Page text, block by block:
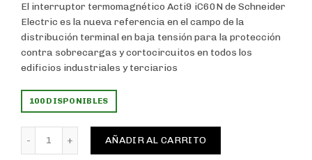
El interruptor termomagnético Acti9 iC60N de Schneider
Electric es la nueva referencia en el campo de la
distribución terminal en baja tensión para la protección
contra sobrecargas y cortocircuitos en todos los
edificios industriales y terciarios
100 DISPONIBLES
INTERRUPTOR AUTOMATICO IC60N 2P 10A CURVA C,
AÑADIR AL CARRITO